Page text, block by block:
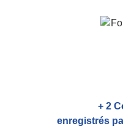
+ 2
enregistrés